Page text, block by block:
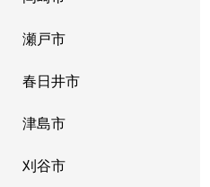
瀬戸市
春日井市
津島市
刈谷市